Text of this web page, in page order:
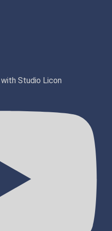
with Studio Licon